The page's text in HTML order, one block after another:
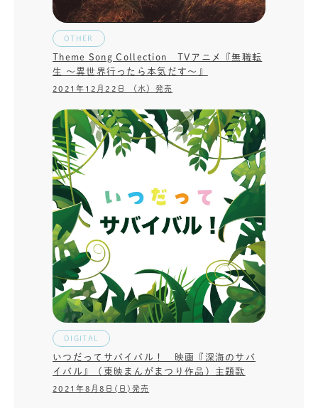
OTHER
Theme Song Collection TVアニメ『無職転
生 ～異世界行ったら本気だす～』
2021年12月22日 （水）発売
DIGITAL
いつだってサバイバル！ 映画『深海のサバ
イバル』（東映まんがまつり作品）主題歌
2021年8月8日(日)発売